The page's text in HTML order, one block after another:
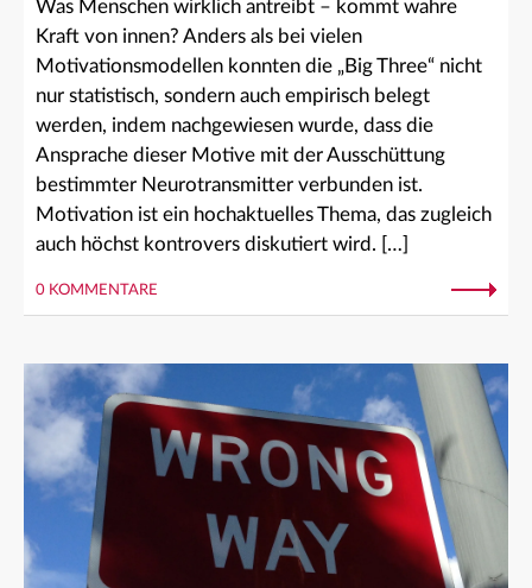
Was Menschen wirklich antreibt – kommt wahre
Kraft von innen? Anders als bei vielen
Motivationsmodellen konnten die „Big Three“ nicht
nur statistisch, sondern auch empirisch belegt
werden, indem nachgewiesen wurde, dass die
Ansprache dieser Motive mit der Ausschüttung
bestimmter Neurotransmitter verbunden ist.
Motivation ist ein hochaktuelles Thema, das zugleich
auch höchst kontrovers diskutiert wird. […]
0 KOMMENTARE